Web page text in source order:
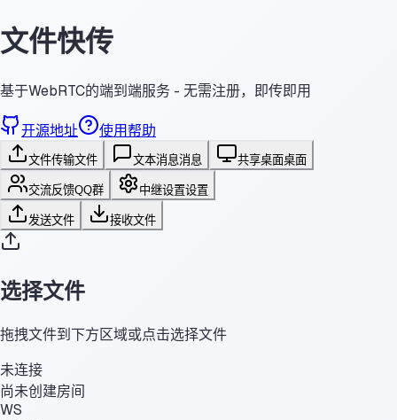
文件快传
基于WebRTC的端到端服务 - 无需注册，即传即用
开源地址 使用帮助
文件传输文件 文本消息消息 共享桌面桌面
交流反馈QQ群 中继设置设置
发送文件 接收文件
选择文件
拖拽文件到下方区域或点击选择文件
未连接
尚未创建房间
WS